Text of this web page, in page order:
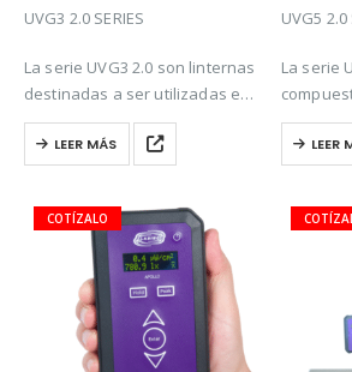
UVG3 2.0 SERIES
La serie UVG3 2.0 son linternas
destinadas a ser utilizadas en
aplicaciones de pruebas no
destructivas donde el espacio
es limitado. Lo que diferencia
LEER MÁS
UVG5 2.0
La serie
frontales
requiere
LEER